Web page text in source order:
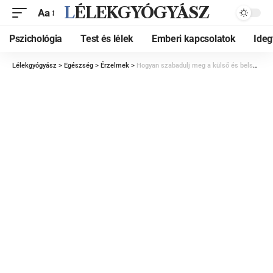
Aa LÉLEKGYÓGYÁSZ
Pszichológia Test és lélek Emberi kapcsolatok
Lélekgyógyász > Egészség > Érzelmek > Hogyan szabadulj meg a külső és belső elvárások nyomásától?